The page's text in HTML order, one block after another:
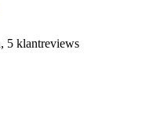
5 klantreviews